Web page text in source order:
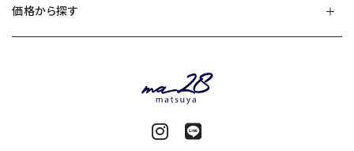
価格から探す